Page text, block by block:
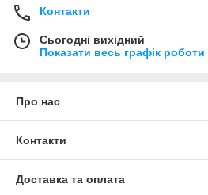
Контакти
Сьогодні вихідний
Показати весь графік роботи
Про нас
Контакти
Доставка та оплата